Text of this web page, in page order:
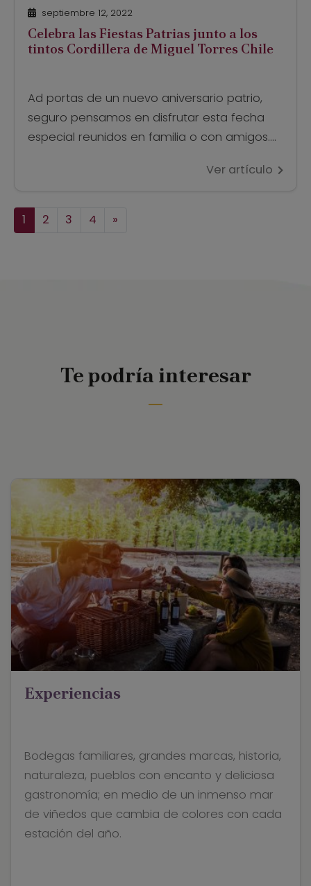
septiembre 12, 2022
Celebra las Fiestas Patrias junto a los
tintos Cordillera de Miguel Torres Chile
Ad portas de un nuevo aniversario patrio,
seguro pensamos en disfrutar esta fecha
especial reunidos en familia o con amigos.
Valles, la bodega familiar del Valle de Curicó,
elegir, con intenso carácter varietal venido
de connotadas regiones vitivinícolas. Sin
Ver artículo
1 2 3 4 »
Te podría interesar
Experiencias
Bodegas familiares, grandes marcas, historia,
naturaleza, pueblos con encanto y deliciosa
gastronomía; en medio de un inmenso mar
de viñedos que cambia de colores con cada
estación del año.